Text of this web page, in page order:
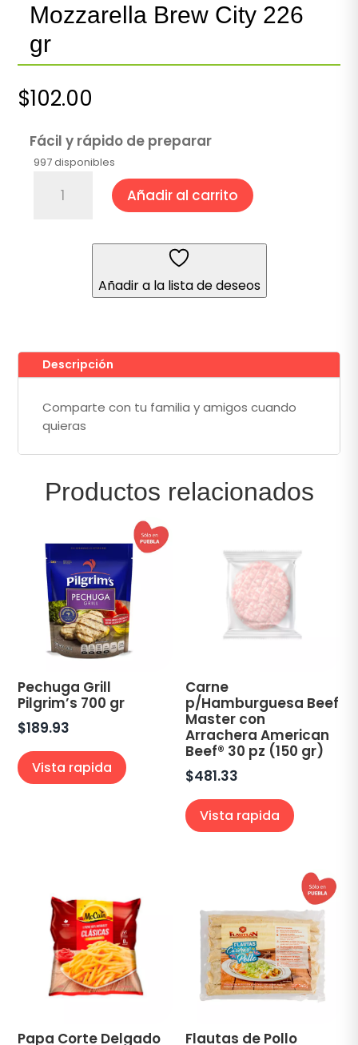
Mozzarella Brew City 226
gr
$102.00
Fácil y rápido de preparar
997 disponibles
Añadir al carrito
Añadir a la lista de deseos
Descripción
Comparte con tu familia y amigos cuando
quieras
Productos relacionados
Pechuga Grill
Pilgrim’s 700 gr
$189.93
Vista rapida
Carne
p/Hamburguesa Beef
Master con
Arrachera American
Beef® 30 pz (150 gr)
$481.33
Vista rapida
Papa Corte Delgado Flautas de Pollo